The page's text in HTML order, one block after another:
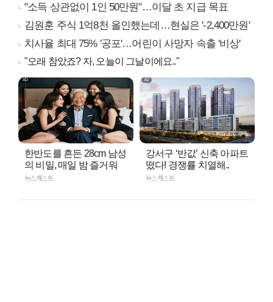
"소득 상관없이 1인 50만원"…이달 초 지급 목표
김원훈 주식 1억8천 올인했는데…현실은 '-2,400만원'
치사율 최대 75% '공포'…어린이 사망자 속출 '비상'
"오래 참았죠? 자, 오늘이 그날이에요.."
한반도를 흔든 28cm 남성
의 비밀, 매일 밤 즐거워
뉴스캐스트
강서구 ‘반값’ 신축 아파트
떴다! 경쟁률 치열해..
뉴스캐스트